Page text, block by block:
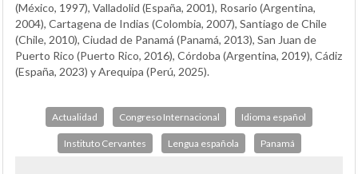
(México, 1997), Valladolid (España, 2001), Rosario (Argentina,
2004), Cartagena de Indias (Colombia, 2007), Santiago de Chile
(Chile, 2010), Ciudad de Panamá (Panamá, 2013), San Juan de
Puerto Rico (Puerto Rico, 2016), Córdoba (Argentina, 2019), Cádiz
(España, 2023) y Arequipa (Perú, 2025).
Actualidad Congreso Internacional Idioma español
Instituto Cervantes Lengua española Panamá